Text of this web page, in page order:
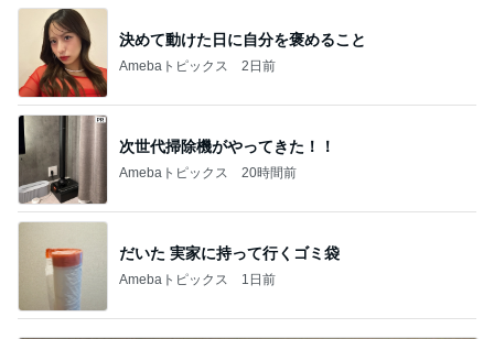
決めて動けた日に自分を褒めること
Amebaトピックス 2日前
次世代掃除機がやってきた！！
Amebaトピックス 20時間前
だいた 実家に持って行くゴミ袋
Amebaトピックス 1日前